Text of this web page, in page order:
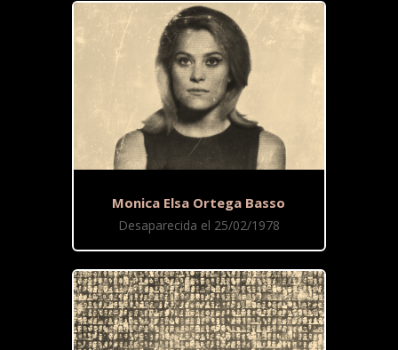
Monica Elsa Ortega Basso
Desaparecida el 25/02/1978